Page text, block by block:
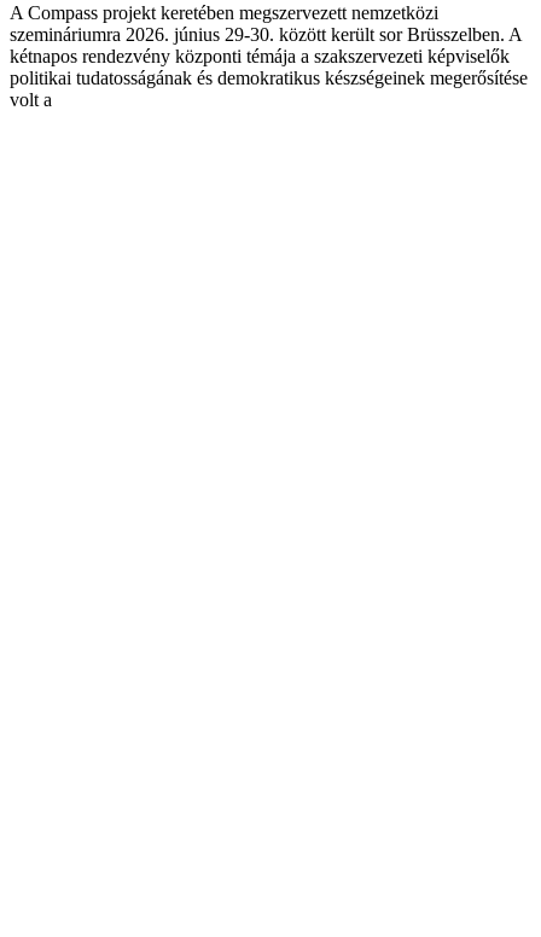
A Compass projekt keretében megszervezett nemzetközi
szemináriumra 2026. június 29-30. között került sor Brüsszelben. A
kétnapos rendezvény központi témája a szakszervezeti képviselők
politikai tudatosságának és demokratikus készségeinek megerősítése
volt a